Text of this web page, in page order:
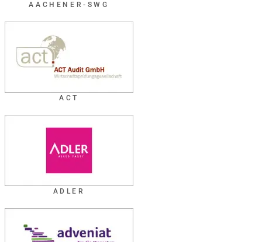
AACHENER-SWG
ACT
ADLER